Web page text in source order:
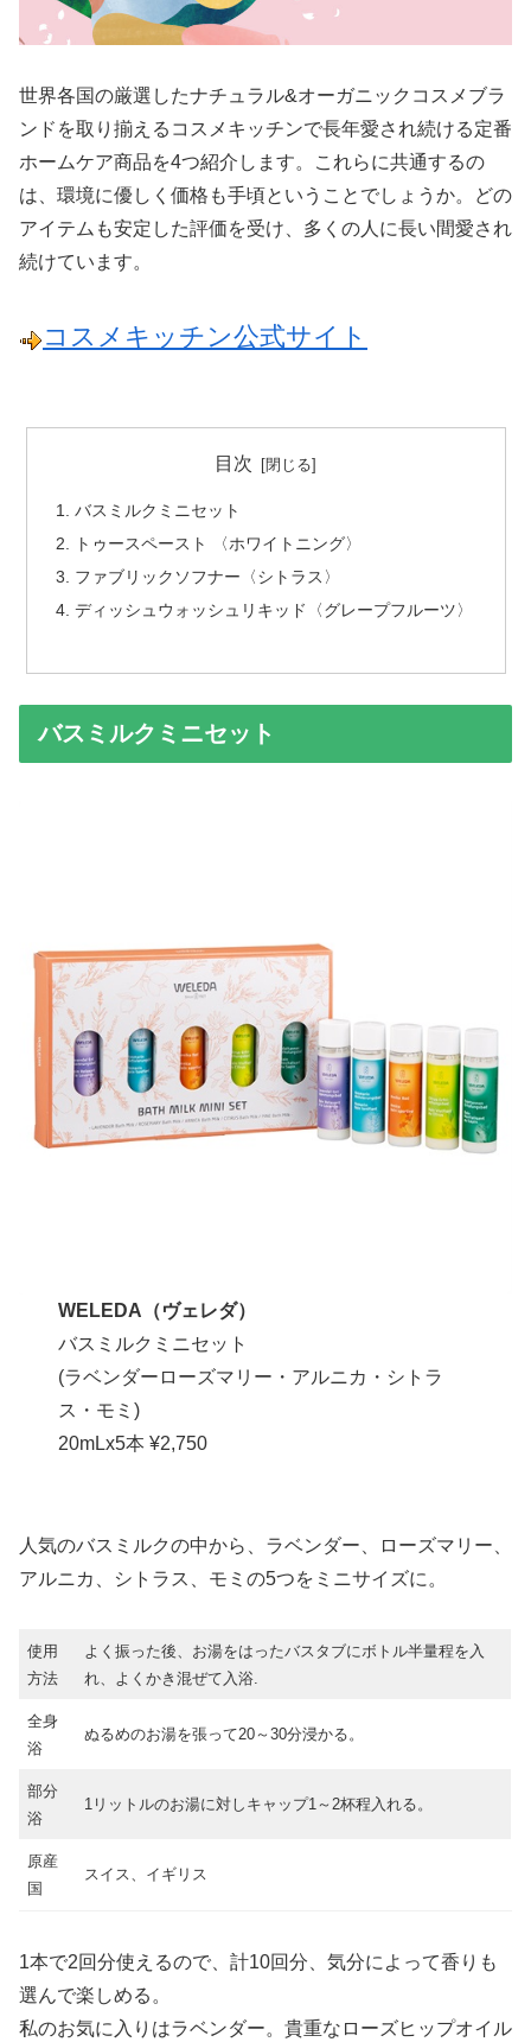
世界各国の厳選したナチュラル&オーガニックコスメブラ
ンドを取り揃えるコスメキッチンで長年愛され続ける定番
ホームケア商品を4つ紹介します。これらに共通するの
は、環境に優しく価格も手頃ということでしょうか。どの
アイテムも安定した評価を受け、多くの人に長い間愛され
続けています。
コスメキッチン公式サイト
目次
バスミルクミニセット
トゥースペースト 〈ホワイトニング〉
ファブリックソフナー〈シトラス〉
ディッシュウォッシュリキッド〈グレープフルーツ〉
バスミルクミニセット
WELEDA（ヴェレダ）
バスミルクミニセット
(ラベンダーローズマリー・アルニカ・シトラ
ス・モミ)
20mLx5本 ¥2,750
人気のバスミルクの中から、ラベンダー、ローズマリー、
アルニカ、シトラス、モミの5つをミニサイズに。
使用
方法
よく振った後、お湯をはったバスタブにボトル半量程を入
れ、よくかき混ぜて入浴.
全身
浴
ぬるめのお湯を張って20～30分浸かる。
部分
浴
1リットルのお湯に対しキャップ1～2杯程入れる。
原産
国
スイス、イギリス
1本で2回分使えるので、計10回分、気分によって香りも
選んで楽しめる。
私のお気に入りはラベンダー。貴重なローズヒップオイル